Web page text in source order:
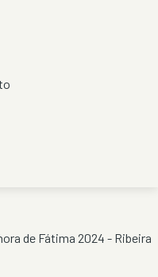
de Fátima 2024 - Ribeira